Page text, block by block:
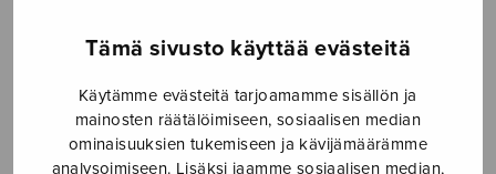
Tämä sivusto käyttää evästeitä
Käytämme evästeitä tarjoamamme sisällön ja
mainosten räätälöimiseen, sosiaalisen median
ominaisuuksien tukemiseen ja kävijämäärämme
analysoimiseen. Lisäksi jaamme sosiaalisen median,